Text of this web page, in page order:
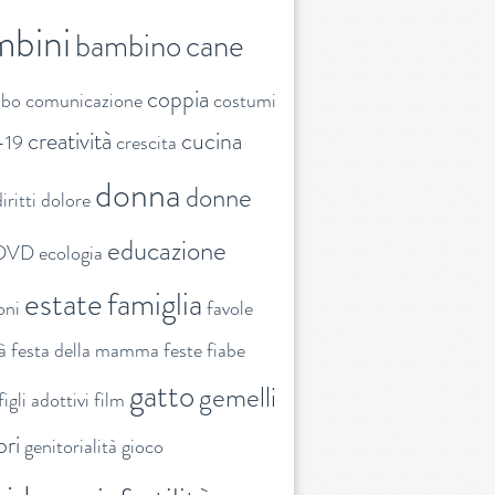
bambinocane
comunicazionecoppia costumi
creatività crescita cucina
doloredonnadonne
ecologia educazione
estatefamiglia favole
festa della mamma festefiabe
adottivi film gattogemelli
genitorialità gioco